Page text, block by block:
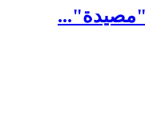
"مصيدة"...